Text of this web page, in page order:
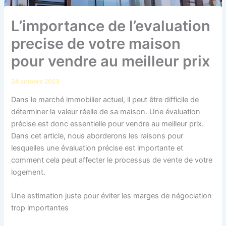
L’importance de l’evaluation
precise de votre maison
pour vendre au meilleur prix
24 octobre 2023
Dans le marché immobilier actuel, il peut être difficile de
déterminer la valeur réelle de sa maison. Une évaluation
précise est donc essentielle pour vendre au meilleur prix.
Dans cet article, nous aborderons les raisons pour
lesquelles une évaluation précise est importante et
comment cela peut affecter le processus de vente de votre
logement.
Une estimation juste pour éviter les marges de négociation
trop importantes